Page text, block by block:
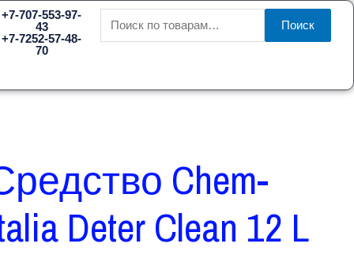
+7-707-553-97-
43
+7-7252-57-48-
70
Искать:
Поиск
Chem-
Deter Clean 12 L